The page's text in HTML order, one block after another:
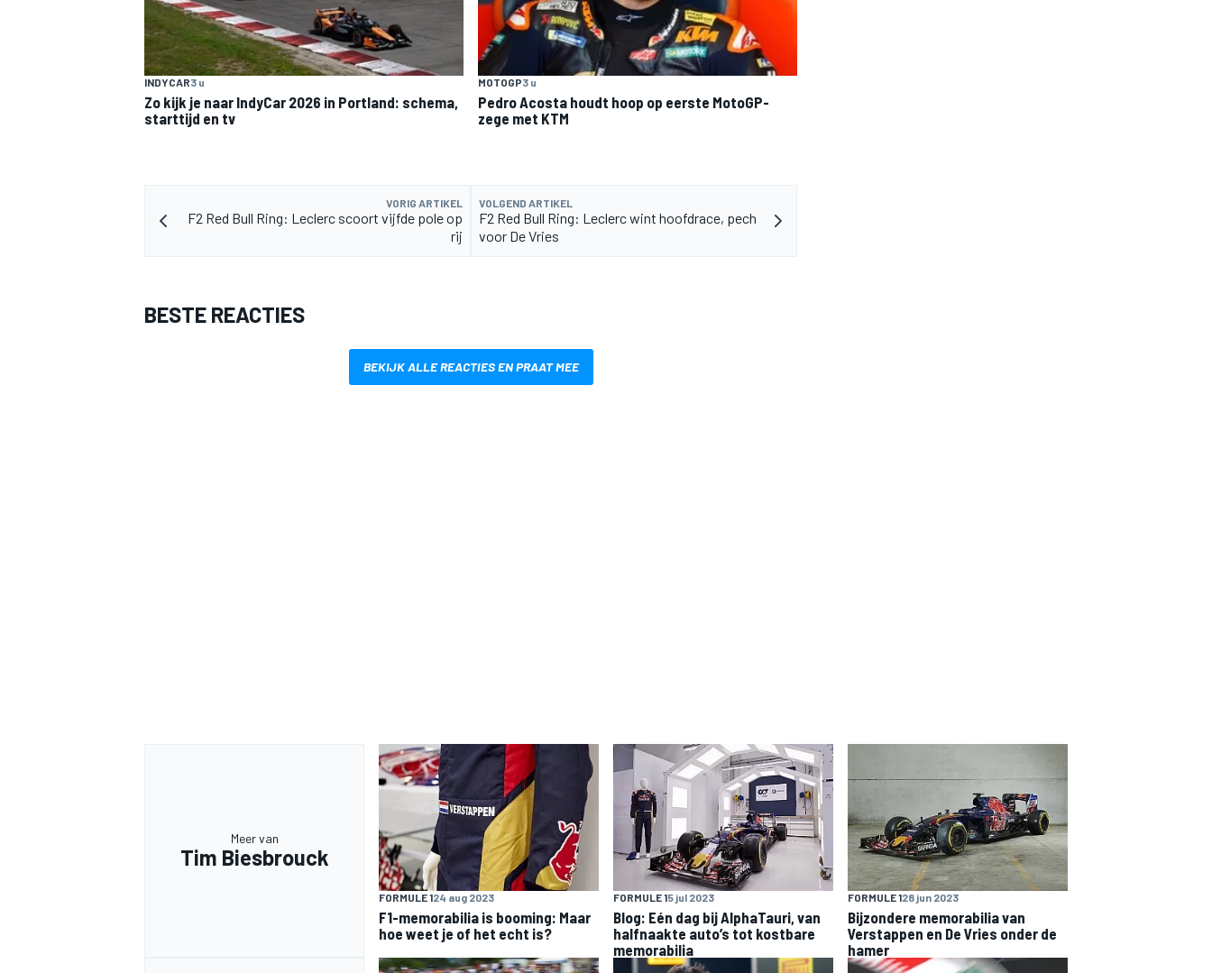
MEER RACEKLASSEN
INDYCAR3 u
Zo kijk je naar IndyCar 2026 in Portland: schema,
starttijd en tv
MOTOGP3 u
Pedro Acosta houdt hoop op eerste MotoGP-
zege met KTM
VORIG ARTIKEL
F2 Red Bull Ring: Leclerc scoort vijfde pole op
rij
VOLGEND ARTIKEL
F2 Red Bull Ring: Leclerc wint hoofdrace, pech
voor De Vries
BESTE REACTIES
BEKIJK ALLE REACTIES EN PRAAT MEE
Meer van
Tim Biesbrouck
FORMULE 124 aug 2023
F1-memorabilia is booming: Maar
hoe weet je of het echt is?
FORMULE 15 jul 2023
Blog: Eén dag bij AlphaTauri, van
halfnaakte auto’s tot kostbare
memorabilia
FORMULE 128 jun 2023
Bijzondere memorabilia van
Verstappen en De Vries onder de
hamer